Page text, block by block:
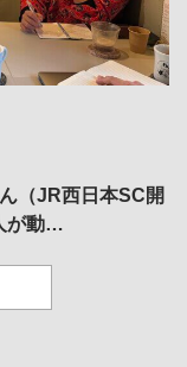
（JR西日本SC開
が動…
、「大阪のゆかり
のか…
りの風景」
「ライフライン」